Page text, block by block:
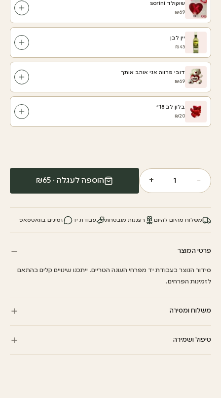
שוקולד sorini
₪69
יין לבן
₪45
דובי פרווה אני אוהב אותך
₪69
בלון לב 18"
₪20
−
1
+ הוספה לעגלה · ₪ 65
משלוח מהיום להיום רעננות מובטחת עבודת יד זמינים בוואטסאפ
פרטי המוצר
סידור הנוצר בעבודת יד מפרחי העונה הטריים. ייתכנו שינויים קלים בהתאם
לזמינות הפרחים.
משלוח ומסירה
מחושבים לפי עיר היעד ומוצגים בעמוד התשלום, שם ניתן גם לבחור חלון
שעות.
טיפול ושמירה